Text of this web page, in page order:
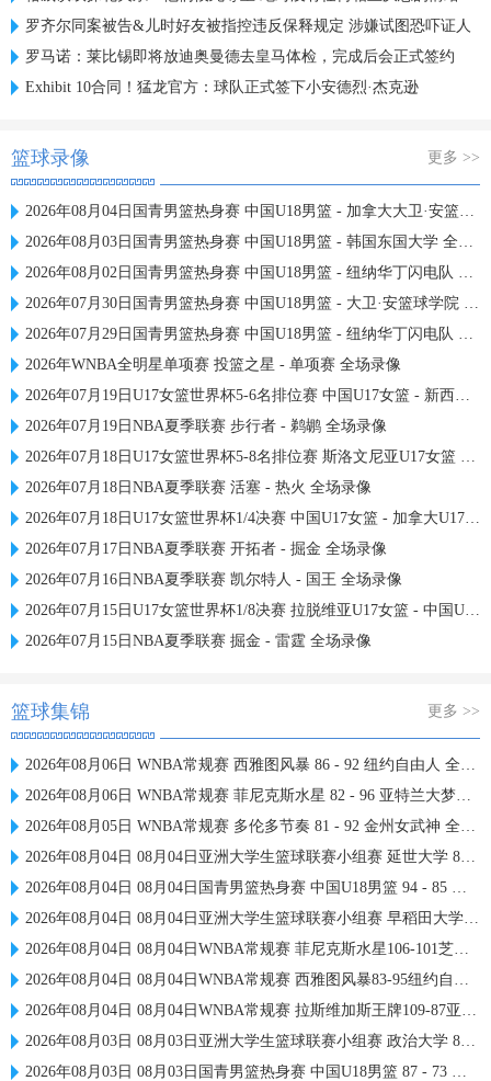
罗齐尔同案被告&儿时好友被指控违反保释规定 涉嫌试图恐吓证人
罗马诺：莱比锡即将放迪奥曼德去皇马体检，完成后会正式签约
Exhibit 10合同！猛龙官方：球队正式签下小安德烈·杰克逊
篮球录像 更多 >>
2026年08月04日国青男篮热身赛 中国U18男篮 - 加拿大大卫·安篮球学院 全场录像
2026年08月03日国青男篮热身赛 中国U18男篮 - 韩国东国大学 全场录像
2026年08月02日国青男篮热身赛 中国U18男篮 - 纽纳华丁闪电队 全场录像
2026年07月30日国青男篮热身赛 中国U18男篮 - 大卫·安篮球学院 全场录像
2026年07月29日国青男篮热身赛 中国U18男篮 - 纽纳华丁闪电队 全场录像
2026年WNBA全明星单项赛 投篮之星 - 单项赛 全场录像
2026年07月19日U17女篮世界杯5-6名排位赛 中国U17女篮 - 新西兰U17女篮 全场录像
2026年07月19日NBA夏季联赛 步行者 - 鹈鹕 全场录像
2026年07月18日U17女篮世界杯5-8名排位赛 斯洛文尼亚U17女篮 - 中国U17女篮 全场录像
2026年07月18日NBA夏季联赛 活塞 - 热火 全场录像
2026年07月18日U17女篮世界杯1/4决赛 中国U17女篮 - 加拿大U17女篮 录像
2026年07月17日NBA夏季联赛 开拓者 - 掘金 全场录像
2026年07月16日NBA夏季联赛 凯尔特人 - 国王 全场录像
2026年07月15日U17女篮世界杯1/8决赛 拉脱维亚U17女篮 - 中国U17女篮 录像
2026年07月15日NBA夏季联赛 掘金 - 雷霆 全场录像
篮球集锦 更多 >>
2026年08月06日 WNBA常规赛 西雅图风暴 86 - 92 纽约自由人 全场集锦
2026年08月06日 WNBA常规赛 菲尼克斯水星 82 - 96 亚特兰大梦想 全场集锦
2026年08月05日 WNBA常规赛 多伦多节奏 81 - 92 金州女武神 全场集锦
2026年08月04日 08月04日亚洲大学生篮球联赛小组赛 延世大学 82 - 83 北京大学 集锦
2026年08月04日 08月04日国青男篮热身赛 中国U18男篮 94 - 85 加拿大大卫·安篮球学院 集锦
2026年08月04日 08月04日亚洲大学生篮球联赛小组赛 早稻田大学 71 - 86 清华大学 集锦
2026年08月04日 08月04日WNBA常规赛 菲尼克斯水星106-101芝加哥天空 全场集锦
2026年08月04日 08月04日WNBA常规赛 西雅图风暴83-95纽约自由人 全场集锦
2026年08月04日 08月04日WNBA常规赛 拉斯维加斯王牌109-87亚特兰大梦想 全场集锦
2026年08月03日 08月03日亚洲大学生篮球联赛小组赛 政治大学 83 - 71 上海交通大学 集锦
2026年08月03日 08月03日国青男篮热身赛 中国U18男篮 87 - 73 韩国东国大学 集锦